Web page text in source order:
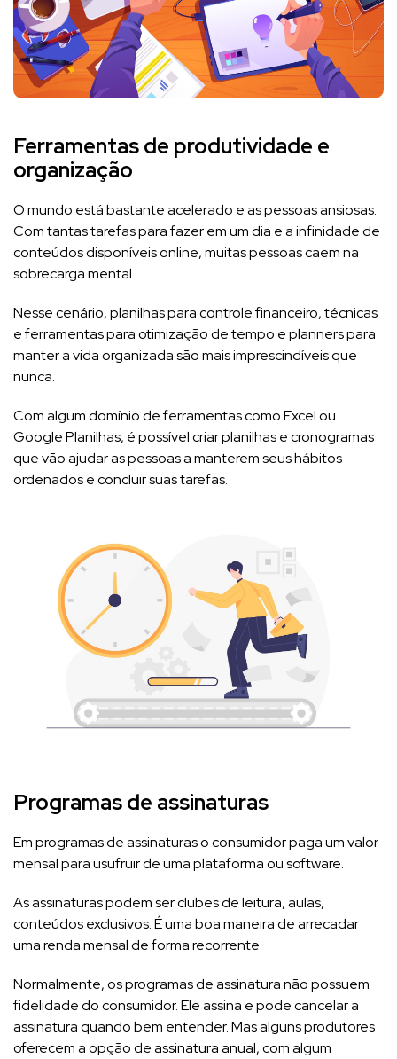
Ferramentas de produtividade e
organização
O mundo está bastante acelerado e as pessoas ansiosas.
Com tantas tarefas para fazer em um dia e a infinidade de
conteúdos disponíveis online, muitas pessoas caem na
sobrecarga mental.
Nesse cenário, planilhas para controle financeiro, técnicas
e ferramentas para otimização de tempo e planners para
manter a vida organizada são mais imprescindíveis que
nunca.
Com algum domínio de ferramentas como Excel ou
Google Planilhas, é possível criar planilhas e cronogramas
que vão ajudar as pessoas a manterem seus hábitos
ordenados e concluir suas tarefas.
Programas de assinaturas
Em programas de assinaturas o consumidor paga um valor
mensal para usufruir de uma plataforma ou software.
As assinaturas podem ser clubes de leitura, aulas,
conteúdos exclusivos. É uma boa maneira de arrecadar
uma renda mensal de forma recorrente.
Normalmente, os programas de assinatura não possuem
fidelidade do consumidor. Ele assina e pode cancelar a
assinatura quando bem entender. Mas alguns produtores
oferecem a opção de assinatura anual, com algum